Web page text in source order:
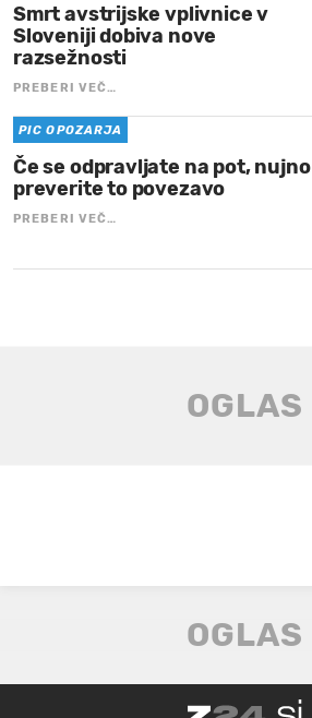
Smrt avstrijske vplivnice v
Sloveniji dobiva nove
razsežnosti
PREBERI VEČ…
PIC OPOZARJA
Če se odpravljate na pot, nujno
preverite to povezavo
PREBERI VEČ…